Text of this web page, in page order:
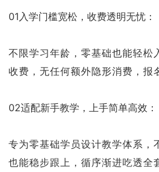
01入学门槛宽松，收费透明无忧：
不限学习年龄，零基础也能轻松
收费，无任何额外隐形消费，报
02适配新手教学，上手简单高效：
专为零基础学员设计教学体系，
也能稳步跟上，循序渐进吃透全